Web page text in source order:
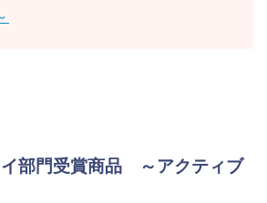
イ部門受賞商品 ～アクティブ